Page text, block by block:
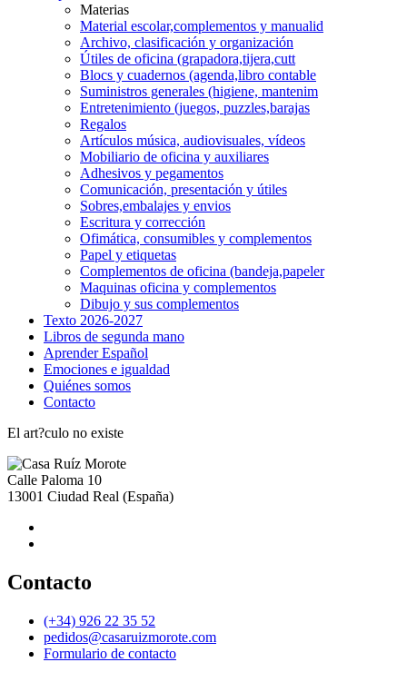
Materias
Material escolar,complementos y manualid
Archivo, clasificación y organización
Útiles de oficina (grapadora,tijera,cutt
Blocs y cuadernos (agenda,libro contable
Suministros generales (higiene, mantenim
Entretenimiento (juegos, puzzles,barajas
Regalos
Artículos música, audiovisuales, vídeos
Mobiliario de oficina y auxiliares
Adhesivos y pegamentos
Comunicación, presentación y útiles
Sobres,embalajes y envios
Escritura y corrección
Ofimática, consumibles y complementos
Papel y etiquetas
Complementos de oficina (bandeja,papeler
Maquinas oficina y complementos
Dibujo y sus complementos
Texto 2026-2027
Libros de segunda mano
Aprender Español
Emociones e igualdad
Quiénes somos
Contacto
El art?culo no existe
Calle Paloma 10
13001 Ciudad Real (España)
Contacto
(+34) 926 22 35 52
pedidos@casaruizmorote.com
Formulario de contacto